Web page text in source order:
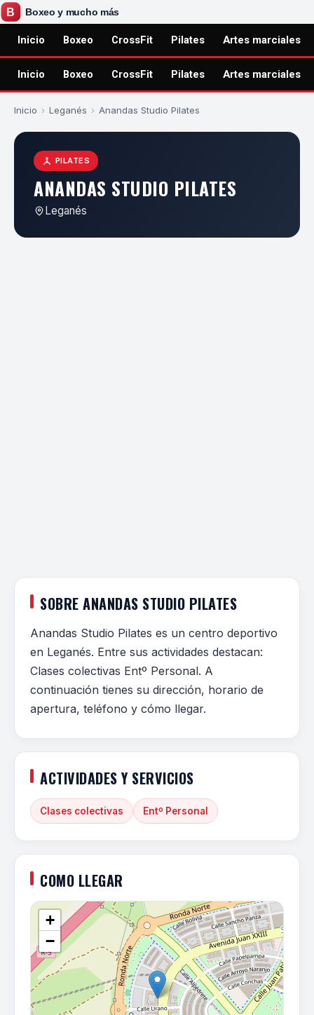
Inicio Boxeo CrossFit Pilates Artes marciales
Inicio Boxeo CrossFit Pilates Artes marciales
Inicio › Leganés › Anandas Studio Pilates
PILATES
ANANDAS STUDIO PILATES
Leganés
SOBRE ANANDAS STUDIO PILATES
Anandas Studio Pilates es un centro deportivo
en Leganés. Entre sus actividades destacan:
Clases colectivas Entº Personal. A
continuación tienes su dirección, horario de
apertura, teléfono y cómo llegar.
ACTIVIDADES Y SERVICIOS
Clases colectivas Entº Personal
COMO LLEGAR
+
−